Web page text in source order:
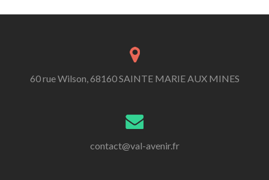
60 rue Wilson, 68160 SAINTE MARIE AUX MINES
contact@val-avenir.fr